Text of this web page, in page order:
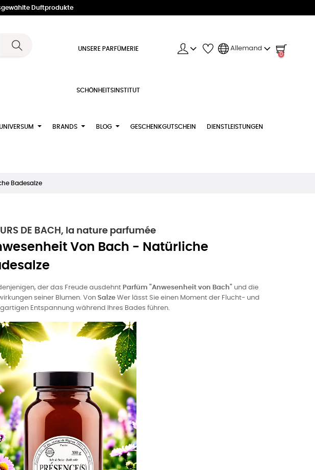
Duftprodukte
UNSERE PARFÜMERIE
SCHÖNHEITSINSTITUT
Allemand
0
BRANDS BLOG GESCHENKGUTSCHEIN DIENSTLEISTUNGEN
Badesalze
DE BACH, la nature parfumée
Von Bach - Natürliche
der das Freude ausdehnt Parfüm "Anwesenheit von Bach" und die
seiner Blumen. Von Salze Wer lässt Sie einen Moment der Flucht- und
Entspannung während Ihres Bades führen.